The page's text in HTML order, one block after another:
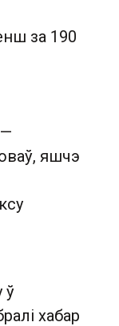
за 190
яшчэ
ў
хабар